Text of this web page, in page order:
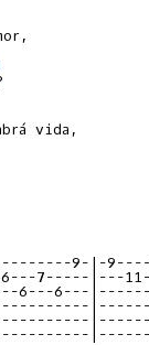
9-|-9----
7-----|---
6---6---